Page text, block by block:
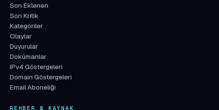
Son Eklenen
Son Kritik
Kategoriler
Olaylar
Duyurular
Dokümanlar
IPv4 Göstergeleri
Domain Göstergeleri
Email Aboneliği
REHBER & KAYNAK